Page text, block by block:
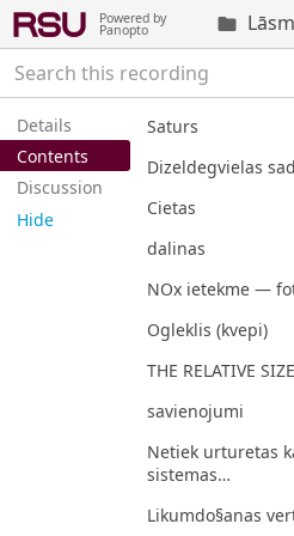
Powered by
Panopto 
Details
Contents
Discussion
Hide
Saturs
Dizeldegvielas
Cietas
dalinas
NOx ietekme —
Ogleklis (kvepi)
THE RELATIVE
savienojumi
Netiek urturetas
sistemas…
Likumdo§anas